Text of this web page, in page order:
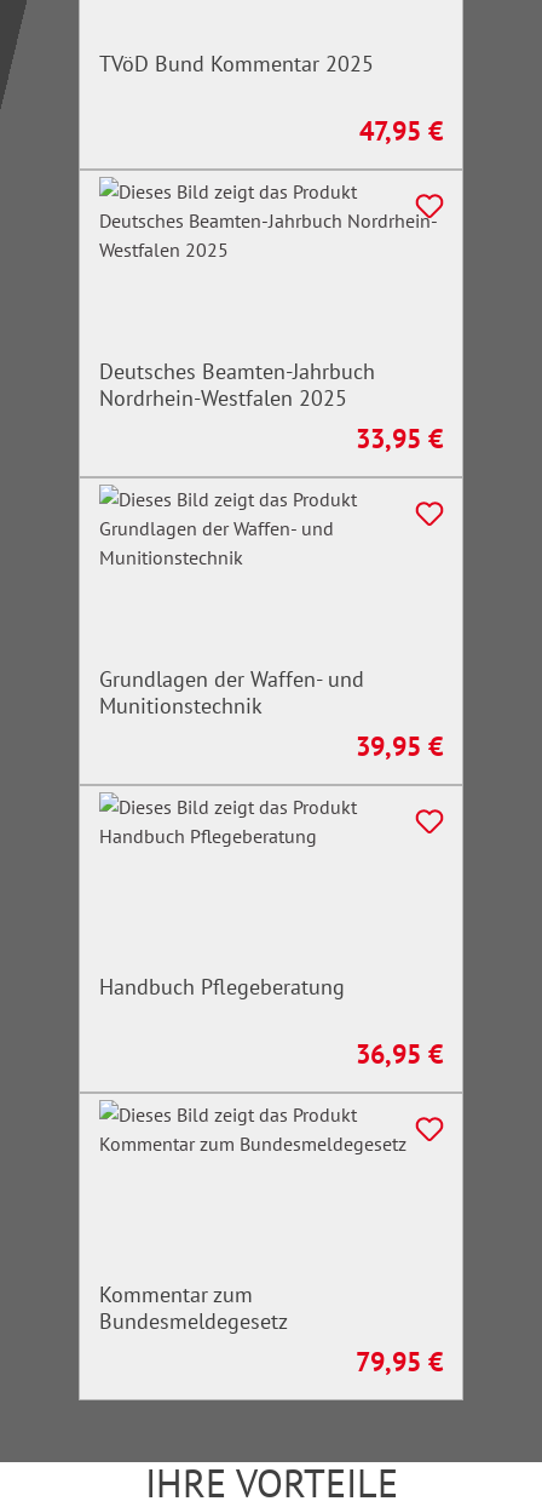
TVöD Bund Kommentar 2025
Regulärer Preis:
47,95 €
Deutsches Beamten-Jahrbuch
Nordrhein-Westfalen 2025
Regulärer Preis:
33,95 €
Grundlagen der Waffen- und
Munitionstechnik
Regulärer Preis:
39,95 €
Handbuch Pflegeberatung
Regulärer Preis:
36,95 €
Kommentar zum
Bundesmeldegesetz
Regulärer Preis:
79,95 €
IHRE VORTEILE